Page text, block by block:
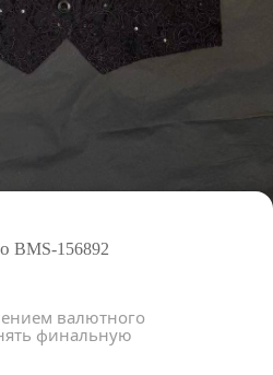
BMS-156892
валютного
финальную